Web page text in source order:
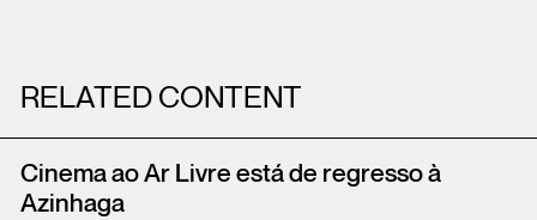
RELATED CONTENT
Cinema ao Ar Livre está de regresso à
Azinhaga